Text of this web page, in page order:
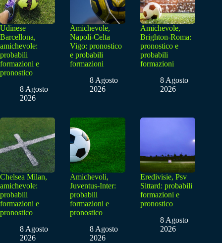
Udinese
Barcellona,
amichevole:
probabili
formazioni e
pronostico
8 Agosto
2026
Amichevole,
Napoli-Celta
Vigo: pronostico
e probabili
formazioni
8 Agosto
2026
Amichevole,
Brighton-Roma:
pronostico e
probabili
formazioni
8 Agosto
2026
Chelsea Milan,
amichevole:
probabili
formazioni e
pronostico
8 Agosto
2026
Amichevoli,
Juventus-Inter:
probabili
formazioni e
pronostico
8 Agosto
2026
Eredivisie, Psv
Sittard: probabili
formazioni e
pronostico
8 Agosto
2026